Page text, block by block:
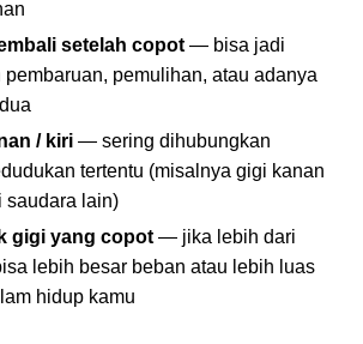
setelah copot— bisa jadi
pemulihan, atau adanya
/ kiri — sering dihubungkan
tertentu (misalnya gigi kanan
saudara lain)
gigi yang copot— jika lebih dari
lebih besar beban atau lebih luas
hidup kamu